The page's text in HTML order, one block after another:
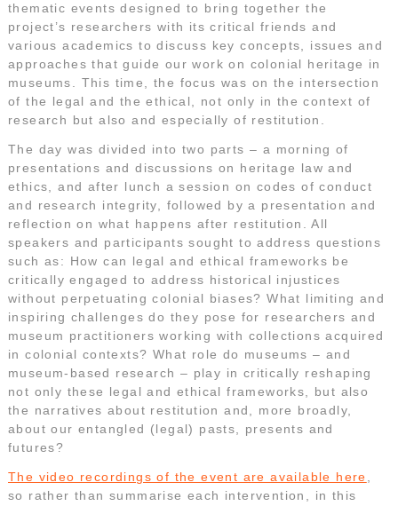
thematic events designed to bring together the
project’s researchers with its critical friends and
various academics to discuss key concepts, issues and
approaches that guide our work on colonial heritage in
museums. This time, the focus was on the intersection
of the legal and the ethical, not only in the context of
research but also and especially of restitution.
The day was divided into two parts – a morning of
presentations and discussions on heritage law and
ethics, and after lunch a session on codes of conduct
and research integrity, followed by a presentation and
reflection on what happens after restitution. All
speakers and participants sought to address questions
such as: How can legal and ethical frameworks be
critically engaged to address historical injustices
without perpetuating colonial biases? What limiting and
inspiring challenges do they pose for researchers and
museum practitioners working with collections acquired
in colonial contexts? What role do museums – and
museum-based research – play in critically reshaping
not only these legal and ethical frameworks, but also
the narratives about restitution and, more broadly,
about our entangled (legal) pasts, presents and
futures?
The video recordings of the event are available here,
so rather than summarise each intervention, in this